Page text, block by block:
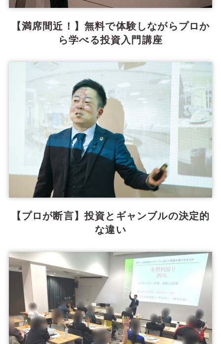
【満席間近！】無料で体験しながらプロか
ら学べる投資入門講座
【プロが断言】投資とギャンブルの決定的
な違い